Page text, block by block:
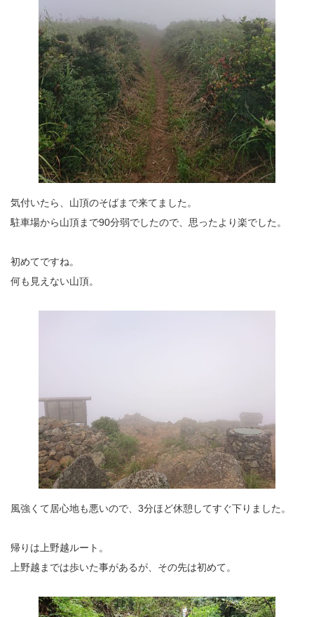
気付いたら、山頂のそばまで来てました。
駐車場から山頂まで90分弱でしたので、思ったより楽でした。
初めてですね。
何も見えない山頂。
風強くて居心地も悪いので、3分ほど休憩してすぐ下りました。
帰りは上野越ルート。
上野越までは歩いた事があるが、その先は初めて。